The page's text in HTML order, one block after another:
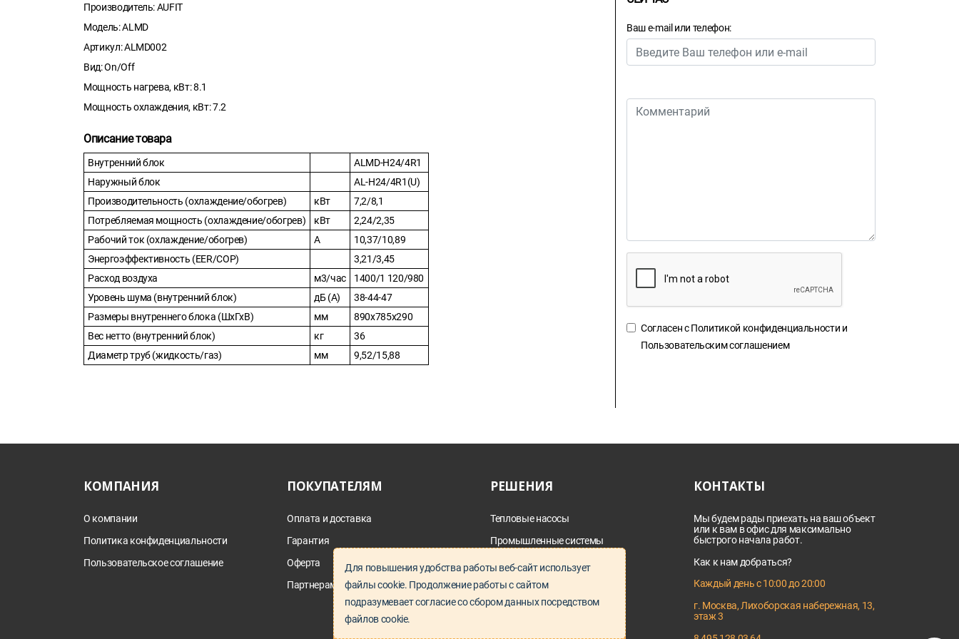
Производитель: AUFIT
Модель: ALMD
Артикул: ALMD002
Вид: On/Off
Мощность нагрева, кВт: 8.1
Мощность охлаждения, кВт: 7.2
Описание товара
Внутренний блок
ALMD-H24/4R1
Наружный блок
AL-H24/4R1(U)
Производительность (охлаждение/обогрев)
кВт
7,2/8,1
Потребляемая мощность (охлаждение/обогрев)
кВт
2,24/2,35
Рабочий ток (охлаждение/обогрев)
А
10,37/10,89
Энергоэффективность (EER/COP)
3,21/3,45
Расход воздуха
м3/час
1400/1 120/980
Уровень шума (внутренний блок)
дБ (А)
38-44-47
Размеры внутреннего блока (ШхГхВ)
мм
890x785x290
Вес нетто (внутренний блок)
кг
36
Диаметр труб (жидкость/газ)
мм 9,52/15,88
Ваш e-mail или телефон:
Согласен сПолитикой конфиденциальности и
Пользовательским соглашением
КОМПАНИЯ
О компании
Политика конфиденциальности
Пользовательское соглашение
ПОКУПАТЕЛЯМ
Оплата и доставка
Гарантия
Оферта
Партнерам и проектировщикам
РЕШЕНИЯ
Тепловые насосы
Промышленные системы
дымоотведения
Параллельный импорт
КОНТАКТЫ
Мы будем рады приехать на ваш объект
или к вам в офис для максимально
быстрого начала работ.
Как к нам добраться?
Каждый день с 10:00 до 20:00
г. Москва, Лихоборская набережная, 13,
этаж 3
Для повышения удобства работы веб-сайт использует
файлы cookie. Продолжение работы с сайтом
подразумевает согласие со сбором данных посредством
файлов cookie.